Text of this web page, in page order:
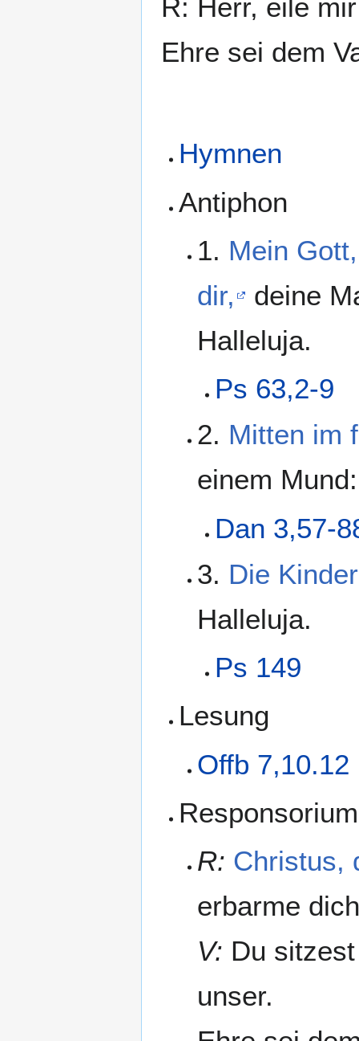
R: Herr, eile
Ehre sei dem
Hymnen
Antiphon
1. Mein
dir,
deine
Halleluja.
Ps 63,2-9
2. Mitten im
einem
Dan 3,57-
3. Die
Halleluja.
Ps 149
Lesung
Offb 7,10.12
Responsorium
R: Christus,
erbarme
V: Du
unser.